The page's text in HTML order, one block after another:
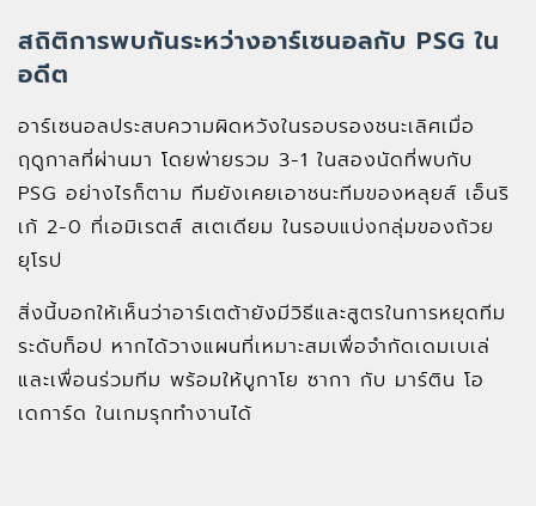
สถิติการพบกันระหว่างอาร์เซนอลกับ PSG ใน
อดีต
อาร์เซนอลประสบความผิดหวังในรอบรองชนะเลิศเมื่อ
ฤดูกาลที่ผ่านมา โดยพ่ายรวม 3-1 ในสองนัดที่พบกับ
PSG อย่างไรก็ตาม ทีมยังเคยเอาชนะทีมของหลุยส์ เอ็นริ
เก้ 2-0 ที่เอมิเรตส์ สเตเดียม ในรอบแบ่งกลุ่มของถ้วย
ยุโรป
สิ่งนี้บอกให้เห็นว่าอาร์เตต้ายังมีวิธีและสูตรในการหยุดทีม
ระดับท็อป หากได้วางแผนที่เหมาะสมเพื่อจำกัดเดมเบเล่
และเพื่อนร่วมทีม พร้อมให้บูกาโย ซากา กับ มาร์ติน โอ
เดการ์ด ในเกมรุกทำงานได้